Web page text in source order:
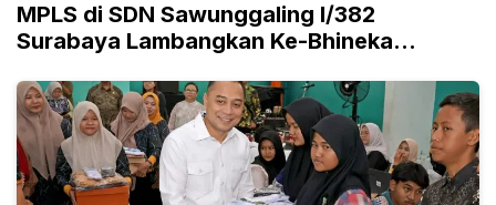
MPLS di SDN Sawunggaling I/382
Surabaya Lambangkan Ke-Bhineka